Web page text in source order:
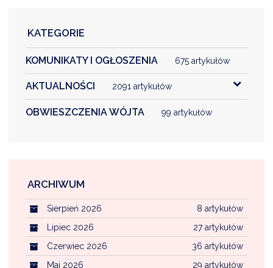
KATEGORIE
KOMUNIKATY I OGŁOSZENIA 675 artykułów
AKTUALNOŚCI 2091 artykułów
OBWIESZCZENIA WÓJTA 99 artykułów
ARCHIWUM
8 artykułów
Sierpień 2026
27 artykułów
Lipiec 2026
36 artykułów
Czerwiec 2026
29 artykułów
Maj 2026